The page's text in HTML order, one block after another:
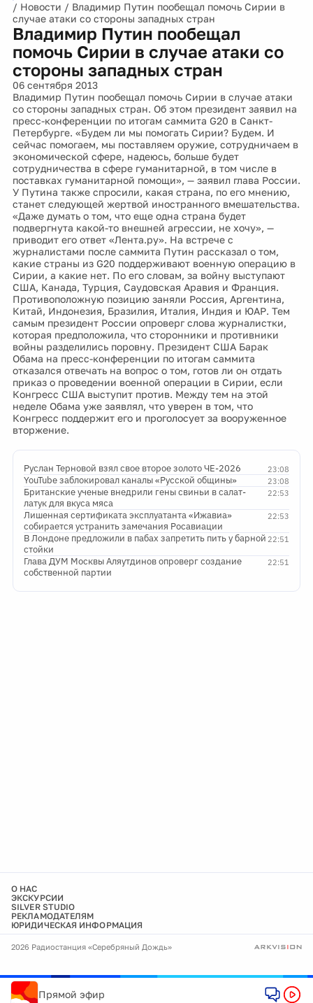
/ Новости / Владимир Путин пообещал помочь Сирии в
случае атаки со стороны западных стран
Владимир Путин пообещал
помочь Сирии в случае атаки со
стороны западных стран
06 сентября 2013
Владимир Путин пообещал помочь Сирии в случае атаки
со стороны западных стран. Об этом президент заявил на
пресс-конференции по итогам саммита G20 в Санкт-
Петербурге. «Будем ли мы помогать Сирии? Будем. И
сейчас помогаем, мы поставляем оружие, сотрудничаем в
экономической сфере, надеюсь, больше будет
сотрудничества в сфере гуманитарной, в том числе в
поставках гуманитарной помощи», — заявил глава России.
У Путина также спросили, какая страна, по его мнению,
станет следующей жертвой иностранного вмешательства.
«Даже думать о том, что еще одна страна будет
подвергнута какой-то внешней агрессии, не хочу», —
приводит его ответ «Лента.ру». На встрече с
журналистами после саммита Путин рассказал о том,
какие страны из G20 поддерживают военную операцию в
Сирии, а какие нет. По его словам, за войну выступают
США, Канада, Турция, Саудовская Аравия и Франция.
Противоположную позицию заняли Россия, Аргентина,
Китай, Индонезия, Бразилия, Италия, Индия и ЮАР. Тем
самым президент России опроверг слова журналистки,
которая предположила, что сторонники и противники
войны разделились поровну. Президент США Барак
Обама на пресс-конференции по итогам саммита
отказался отвечать на вопрос о том, готов ли он отдать
приказ о проведении военной операции в Сирии, если
Конгресс США выступит против. Между тем на этой
неделе Обама уже заявлял, что уверен в том, что
Конгресс поддержит его и проголосует за вооруженное
вторжение.
23:08
Руслан Терновой взял свое второе золото ЧЕ-2026
23:08
YouTube заблокировал каналы «Русской общины»
22:53
Британские ученые внедрили гены свиньи в салат-
латук для вкуса мяса
22:53
Лишенная сертификата эксплуатанта «Ижавиа»
собирается устранить замечания Росавиации
22:51
В Лондоне предложили в пабах запретить пить у барной
стойки
22:51
Глава ДУМ Москвы Аляутдинов опроверг создание
собственной партии
О НАС
ЭКСКУРСИИ
SILVER STUDIO
РЕКЛАМОДАТЕЛЯМ
ЮРИДИЧЕСКАЯ ИНФОРМАЦИЯ
2026 Радиостанция «Серебряный Дождь»
Прямой эфир